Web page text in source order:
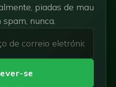
piadas de mau
spam, nunca.
se